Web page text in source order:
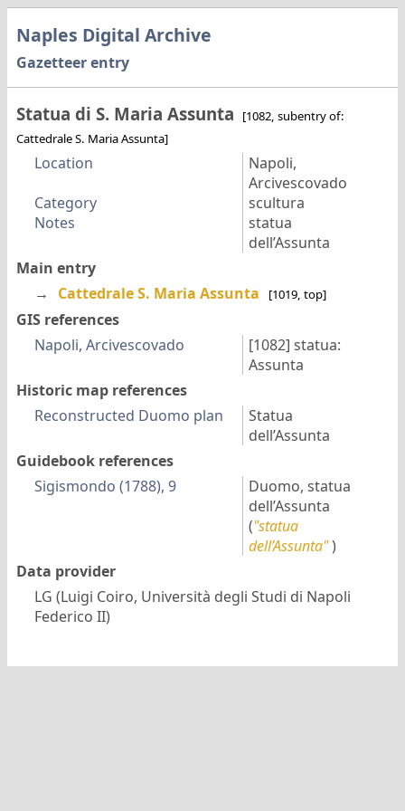
Naples Digital Archive
Gazetteer entry
Statua di S. Maria Assunta
[1082, subentry of:
Cattedrale S. Maria Assunta]
Location
Napoli,
Arcivescovado
Category
scultura
Notes
statua
dell’Assunta
Main entry
→
Cattedrale S. Maria Assunta [1019, top]
GIS references
Napoli, Arcivescovado
[1082] statua:
Assunta
Historic map references
Reconstructed Duomo plan
Statua
dell’Assunta
Guidebook references
Sigismondo (1788), 9
Duomo, statua
dell’Assunta
("statua
dell’Assunta")
Data provider
LG (Luigi Coiro, Università degli Studi di Napoli
Federico II)